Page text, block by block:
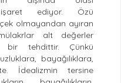
işaret ediyor. Özü
olmayandan ayıran
alt değerler
bir tehdittir. Çünkü
bayağılıklara,
İdealizmin tersine